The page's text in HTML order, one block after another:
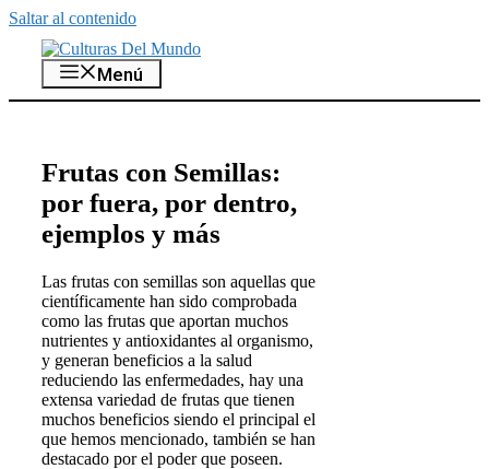
Saltar al contenido
Menú
Frutas con Semillas:
por fuera, por dentro,
ejemplos y más
Las frutas con semillas son aquellas que
científicamente han sido comprobada
como las frutas que aportan muchos
nutrientes y antioxidantes al organismo,
y generan beneficios a la salud
reduciendo las enfermedades, hay una
extensa variedad de frutas que tienen
muchos beneficios siendo el principal el
que hemos mencionado, también se han
destacado por el poder que poseen.